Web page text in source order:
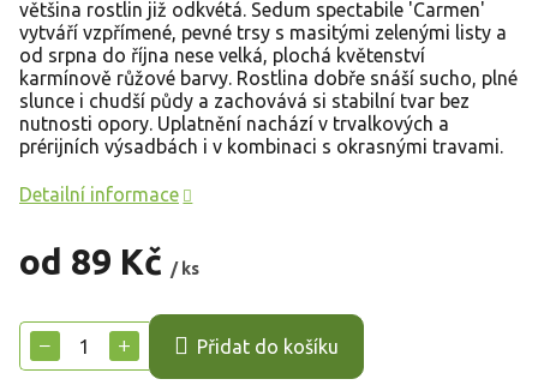
od 89 Kč / ks
cena:
+
− Přidat do košíku
většina rostlin již odkvétá. Sedum spectabile 'Carmen'
vytváří vzpřímené, pevné trsy s masitými zelenými listy a
od srpna do října nese velká, plochá květenství
karmínově růžové barvy. Rostlina dobře snáší sucho, plné
slunce i chudší půdy a zachovává si stabilní tvar bez
nutnosti opory. Uplatnění nachází v trvalkových a
prérijních výsadbách i v kombinaci s okrasnými travami.
Detailní informace